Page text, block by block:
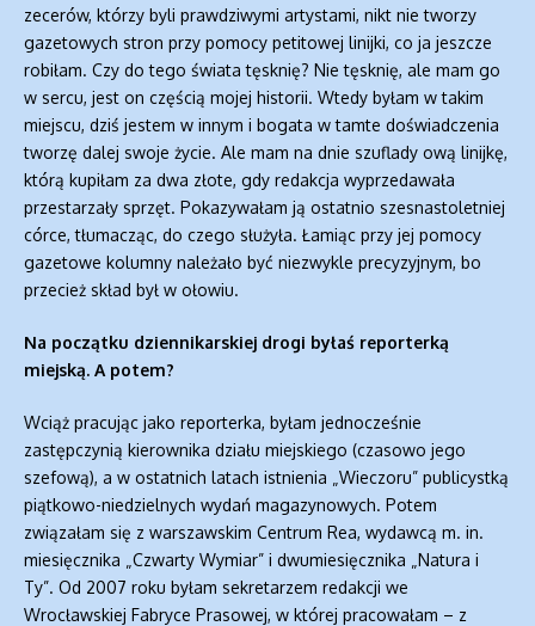
zecerów, którzy byli prawdziwymi artystami, nikt nie tworzy
gazetowych stron przy pomocy petitowej linijki, co ja jeszcze
robiłam. Czy do tego świata tęsknię? Nie tęsknię, ale mam go
w sercu, jest on częścią mojej historii. Wtedy byłam w takim
miejscu, dziś jestem w innym i bogata w tamte doświadczenia
tworzę dalej swoje życie. Ale mam na dnie szuflady ową linijkę,
którą kupiłam za dwa złote, gdy redakcja wyprzedawała
przestarzały sprzęt. Pokazywałam ją ostatnio szesnastoletniej
córce, tłumacząc, do czego służyła. Łamiąc przy jej pomocy
gazetowe kolumny należało być niezwykle precyzyjnym, bo
przecież skład był w ołowiu.
Na początku dziennikarskiej drogi byłaś reporterką
miejską. A potem?
Wciąż pracując jako reporterka, byłam jednocześnie
zastępczynią kierownika działu miejskiego (czasowo jego
szefową), a w ostatnich latach istnienia „Wieczoru” publicystką
piątkowo-niedzielnych wydań magazynowych. Potem
związałam się z warszawskim Centrum Rea, wydawcą m. in.
miesięcznika „Czwarty Wymiar” i dwumiesięcznika „Natura i
Ty”. Od 2007 roku byłam sekretarzem redakcji we
Wrocławskiej Fabryce Prasowej, w której pracowałam – z